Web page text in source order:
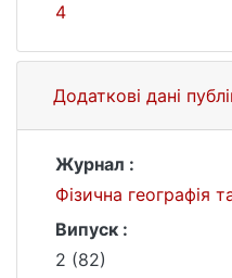
4
Додаткові дані
Журнал :
Фізична географія
Випуск :
2 (82)